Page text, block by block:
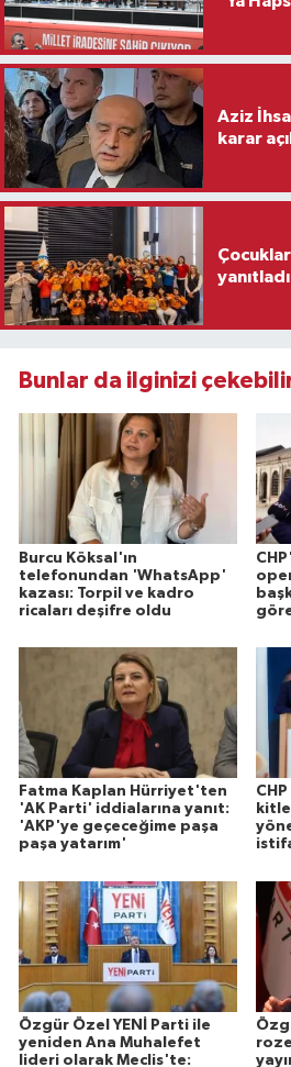
Aziz
karar
yanıtladı
Bunlar da ilginizi
Burcu Köksal'ın
telefonundan 'WhatsApp'
kazası: Torpil ve kadro
ricaları deşifre oldu
Fatma Kaplan Hürriyet'ten
'AK Parti' iddialarına yanıt:
'AKP'ye geçeceğime paşa
paşa yatarım'
Özgür Özel YENİ Parti ile
yeniden Ana Muhalefet
lideri olarak Meclis'te: